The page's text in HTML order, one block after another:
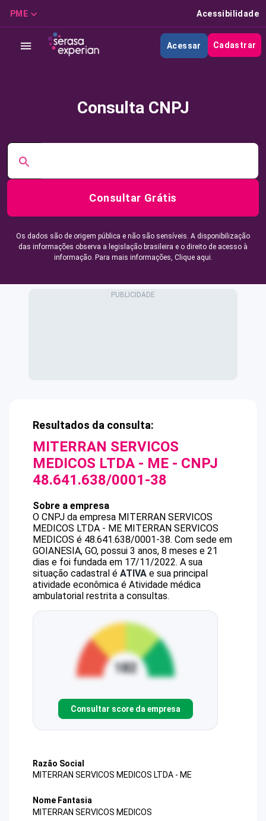
PME Acessibilidade
Acessar Cadastrar
Consulta CNPJ
Consultar Grátis
Os dados são de origem pública e não são sensíveis. A disponibilização
das informações observa a legislação brasileira e o direito de acesso à
informação. Para mais informações, Clique aqui.
Resultados da consulta:
MITERRAN SERVICOS
MEDICOS LTDA - ME - CNPJ
48.641.638/0001-38
Sobre a empresa
O CNPJ da empresa MITERRAN SERVICOS
MEDICOS LTDA - ME MITERRAN SERVICOS
MEDICOS é 48.641.638/0001-38. Com sede em
GOIANESIA, GO, possui 3 anos, 8 meses e 21
dias e foi fundada em 17/11/2022. A sua
situação cadastral é ATIVA e sua principal
atividade econômica é Atividade médica
ambulatorial restrita a consultas.
Consultar score da empresa
Razão Social
MITERRAN SERVICOS MEDICOS LTDA - ME
Nome Fantasia
MITERRAN SERVICOS MEDICOS